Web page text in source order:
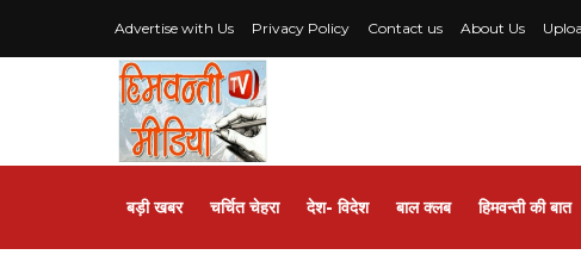
Advertise with Us Privacy Policy Contact us About Us
बड़ी खबर चर्चित चेहरा देश- विदेश बाल क्लब हिमवन्ती की बात